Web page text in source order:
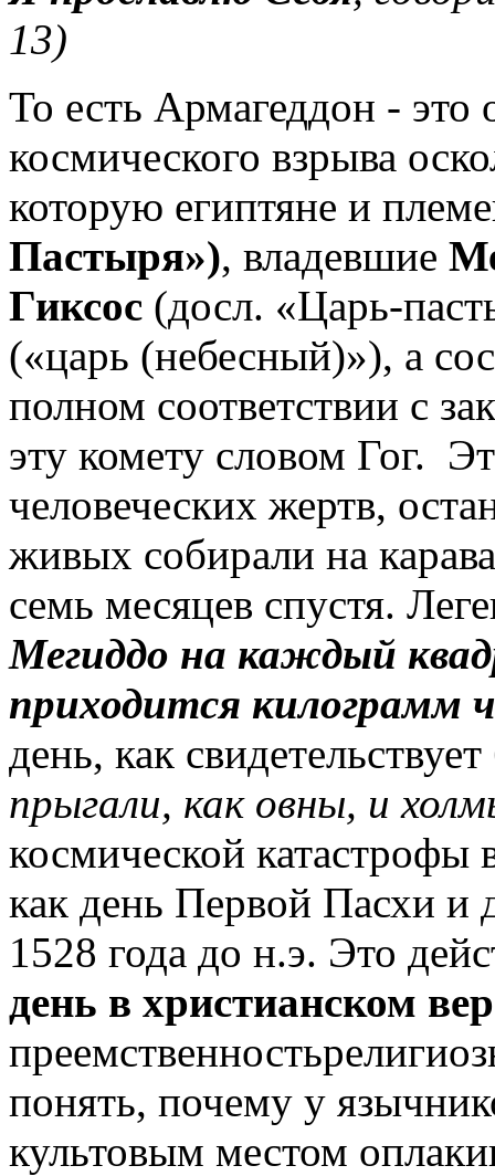
13)
То есть Армагеддон - это
космического взрыва
которую египтяне и
Пастыря»), владевшие
Гиксос (досл. «Царь-
(«царь (небесный)»), а
полном соответствии с
эту комету словом Гог.
человеческих жертв,
живых собирали на
семь месяцев спустя.
Мегиддо на каждый
приходится килограмм
день, как
прыгали, как овны, и
космической катастрофы
как день Первой Пасхи и
1528 года до н.э. Это
день в христианском
понять, почему у
культовым местом